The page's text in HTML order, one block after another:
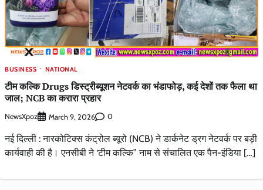
BUSINESS NATIONAL
टीम कल्कि Drugs डिस्ट्रीब्यूशन नेटवर्क का भंडाफोड़, कई देशों तक फैला था
जाल; NCB का करारा प्रहार
NewsXpoz March 9, 2026 0
नई दिल्ली : नारकोटिक्स कंट्रोल ब्यूरो (NCB) ने डार्कनेट ड्रग नेटवर्क पर बड़ी
कार्यवाही की है। एनसीबी ने ‘टीम कल्कि” नाम से संचालित एक पैन-इंडिया […]